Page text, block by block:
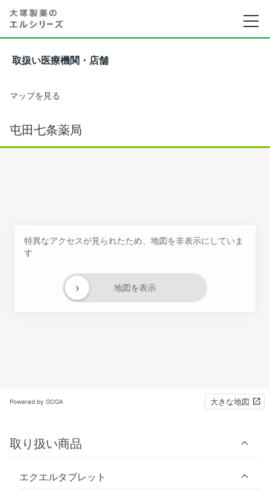
取扱い医療機関・店舗
マップを見る
屯田七条薬局
特異なアクセスが見られたため、地図を非表示にしていま
す
地図を表示
›
Powered by GOGA 大きな地図
取り扱い商品
エクエルタブレット